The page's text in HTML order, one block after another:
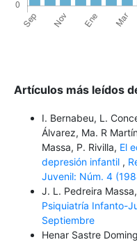
Artículos más leídos
I. Bernabeu, L.
Álvarez, Ma. R
Massa, P. Rivilla, El
depresión infantil ,
Juvenil: Núm. 4
J. L. Pedreira Massa,
Psiquiatría Infanto-
Septiembre
Henar Sastre